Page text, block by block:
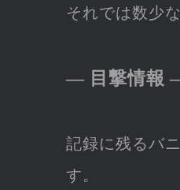
それでは数少
― 目撃情報
記録に残るバ
す。